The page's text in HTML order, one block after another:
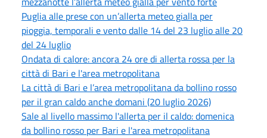
Puglia alle prese con un’allerta meteo gialla per
pioggia, temporali e vento dalle 14 del 23 luglio alle 20
del 24 luglio
Ondata di calore: ancora 24 ore di allerta rossa per la
città di Bari e l'area metropolitana
La città di Bari e l’area metropolitana da bollino rosso
per il gran caldo anche domani (20 luglio 2026)
Sale al livello massimo l'allerta per il caldo: domenica
da bollino rosso per Bari e l'area metropolitana